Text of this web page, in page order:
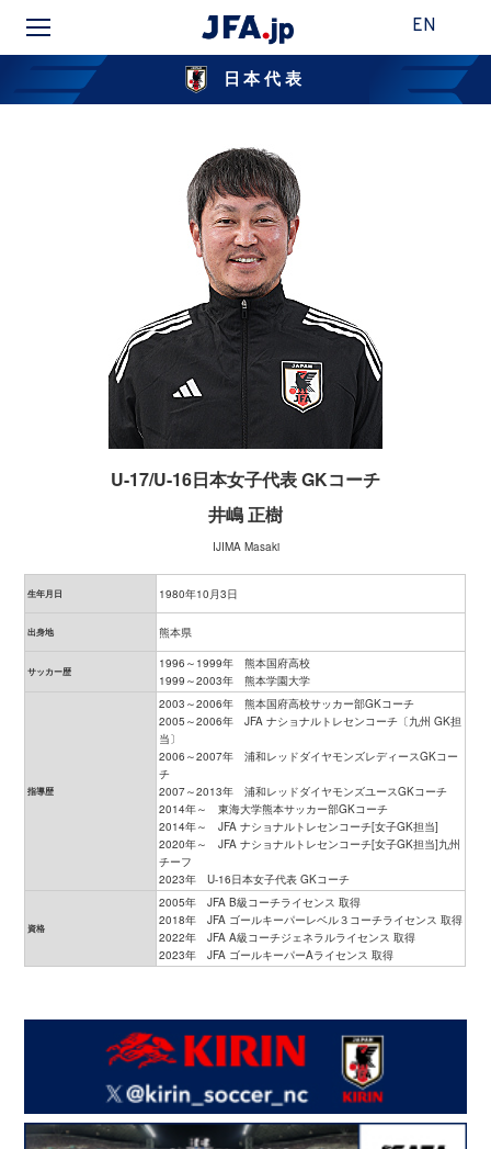
EN
日本代表
U-17/U-16日本女子代表 GKコーチ
井嶋 正樹
IJIMA Masaki
生年月日 1980年10月3日
出身地 熊本県
サッカー歴
1996～1999年 熊本国府高校
1999～2003年 熊本学園大学
指導歴
2003～2006年 熊本国府高校サッカー部GKコーチ
2005～2006年 JFA ナショナルトレセンコーチ〔九州 GK担
当〕
2006～2007年 浦和レッドダイヤモンズレディースGKコー
チ
2007～2013年 浦和レッドダイヤモンズユースGKコーチ
2014年～ 東海大学熊本サッカー部GKコーチ
2014年～ JFA ナショナルトレセンコーチ[女子GK担当]
2020年～ JFA ナショナルトレセンコーチ[女子GK担当]九州
チーフ
2023年 U-16日本女子代表 GKコーチ
資格
2005年 JFA B級コーチライセンス 取得
2018年 JFA ゴールキーパーレベル３コーチライセンス 取得
2022年 JFA A級コーチジェネラルライセンス 取得
2023年 JFA ゴールキーパーAライセンス 取得